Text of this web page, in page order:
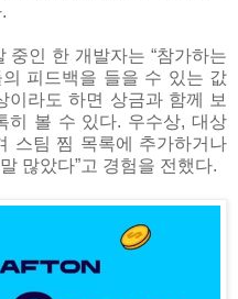
중인 한 개발자는 “참가하는
피드백을 들을 수 있는 값
이라도 하면 상금과 함께 보
히 볼 수 있다. 우수상, 대상
스팀 찜 목록에 추가하거나
많았다”고 경험을 전했다.